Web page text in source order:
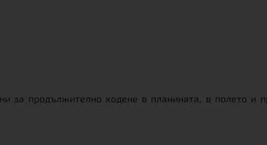
за продължително ходене в планината, в полето и